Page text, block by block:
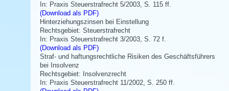
In: Praxis Steuerstrafrecht 5/2003, S. 115 ff.
(Download als PDF)
Hinterziehungszinsen bei Einstellung
Rechtsgebiet: Steuerstrafrecht
In: Praxis Steuerstrafrecht 3/2003, S. 72 f.
(Download als PDF)
Straf- und haftungsrechtliche Risiken des Geschäftsführers
bei Insolvenz
Rechtsgebiet: Insolvenzrecht
In: Praxis Steuerstrafrecht 11/2002, S. 250 ff.